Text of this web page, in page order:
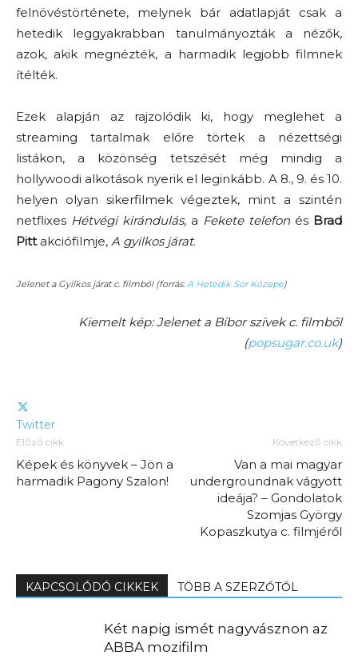
felnövéstörténete, melynek bár adatlapját csak a
hetedik leggyakrabban tanulmányozták a nézők,
azok, akik megnézték, a harmadik legjobb filmnek
ítélték.
Ezek alapján az rajzolódik ki, hogy meglehet a
streaming tartalmak előre törtek a nézettségi
listákon, a közönség tetszését még mindig a
hollywoodi alkotások nyerik el leginkább. A 8., 9. és 10.
helyen olyan sikerfilmek végeztek, mint a szintén
netflixes Hétvégi kirándulás, a Fekete telefon és Brad
Pittakciófilmje, A gyilkos járat.
Jelenet a Gyilkos járat c. filmből (forrás:A Hetedik Sor Közepe)
Kiemelt kép: Jelenet a Bíbor szívek c. filmből
(popsugar.co.uk)
Twitter
Előző cikk
Képek és könyvek – Jön a
harmadik Pagony Szalon!
Következő cikk
Van a mai magyar
undergroundnak vágyott
ideája? – Gondolatok
Szomjas György
Kopaszkutya c. filmjéről
KAPCSOLÓDÓ CIKKEK TÖBB A SZERZŐTŐL
Két napig ismét nagyvásznon az
ABBA mozifilm